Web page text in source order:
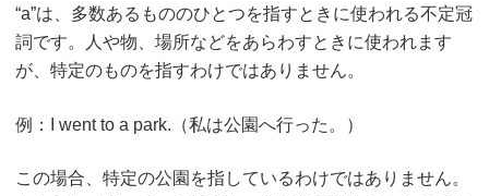
“a”は、多数あるもののひとつを指すときに使われる不定冠
詞です。人や物、場所などをあらわすときに使われます
が、特定のものを指すわけではありません。
例：I went to a park.（私は公園へ行った。）
この場合、特定の公園を指しているわけではありません。